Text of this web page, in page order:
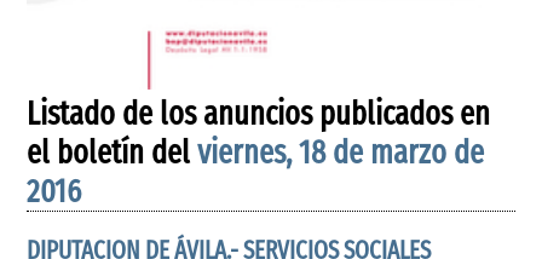
Listado de los anuncios publicados en
el boletín delviernes, 18 de marzo de
2016
DIPUTACION DE ÁVILA.- SERVICIOS SOCIALES